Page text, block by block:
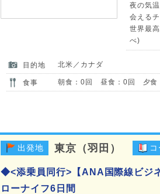
夜の気
会える
世界最
べ)
目的地 北米／カナダ
食事 朝食：0回 昼食：0回 夕食
出発地 東京（羽田）
◆<添乗員同行>【ANA国際線ビジ
ローナイフ6日間